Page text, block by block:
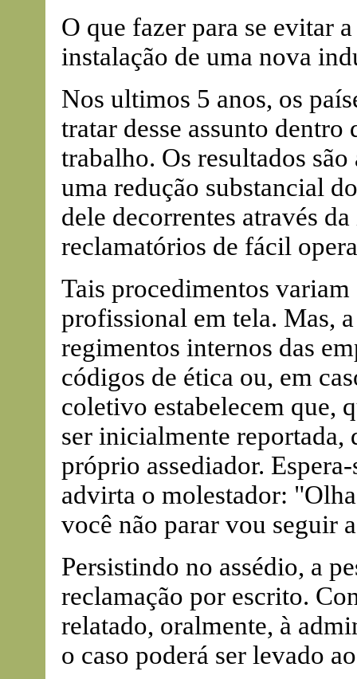
O que fazer para se evitar
instalação de uma nova
Nos ultimos 5 anos, os
tratar desse assunto dentro
trabalho. Os resultados
uma redução substancial
dele decorrentes através
reclamatórios de fácil
Tais procedimentos
profissional em tela. Mas,
regimentos internos das
códigos de ética ou, em
coletivo estabelecem que,
ser inicialmente reportada,
próprio assediador.
advirta o molestador:
você não parar vou seguir
Persistindo no assédio, a
reclamação por escrito.
relatado, oralmente, à
o caso poderá ser levado